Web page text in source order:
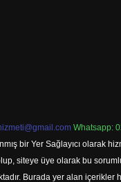
Whatsapp:
bir Yer Sağlayıcı olarak
siteye üye olarak bu
Burada yer alan